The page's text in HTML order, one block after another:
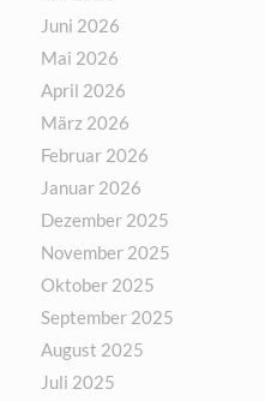
Juni 2026
Mai 2026
April 2026
März 2026
Februar 2026
Januar 2026
Dezember 2025
November 2025
Oktober 2025
September 2025
August 2025
Juli 2025